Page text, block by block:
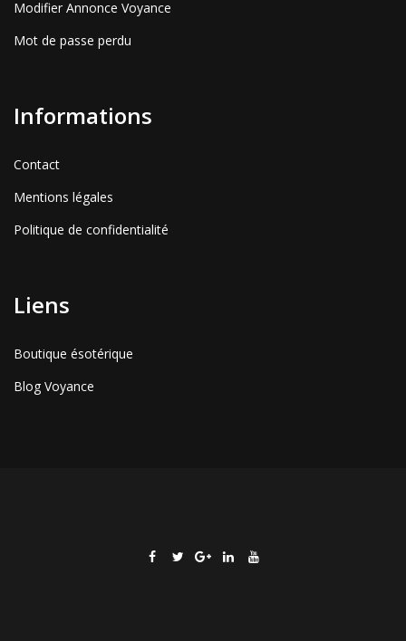
Modifier Annonce Voyance
Mot de passe perdu
Informations
Contact
Mentions légales
Politique de confidentialité
Liens
Boutique ésotérique
Blog Voyance